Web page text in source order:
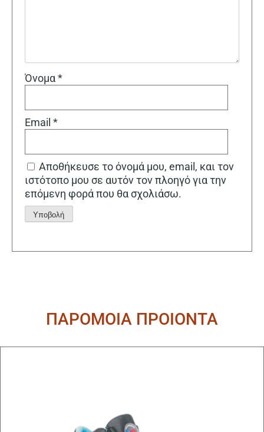
Όνομα*
Email *
Αποθήκευσε το όνομά μου, email, και τον
ιστότοπο μου σε αυτόν τον πλοηγό για την
επόμενη φορά που θα σχολιάσω.
ΠΑΡΟΜΟΙΑ ΠΡΟΙΟΝΤΑ